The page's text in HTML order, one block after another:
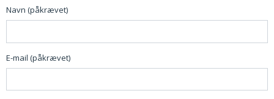
Navn (påkrævet)
E-mail (påkrævet)